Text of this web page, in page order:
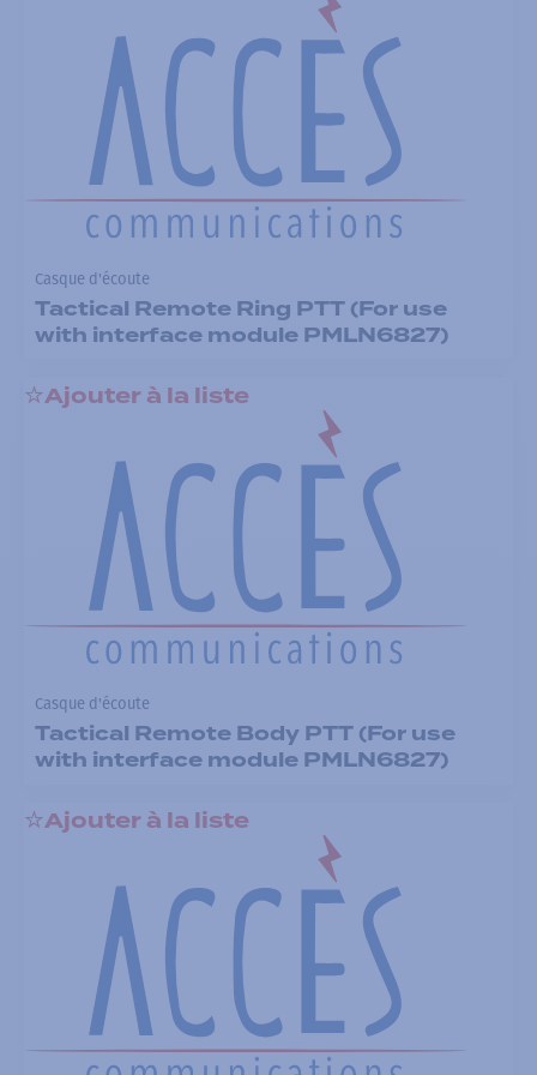
Casque d'écoute
Tactical Remote Ring PTT (For use
with interface module PMLN6827)
Ajouter à la liste
Casque d'écoute
Tactical Remote Body PTT (For use
with interface module PMLN6827)
Ajouter à la liste